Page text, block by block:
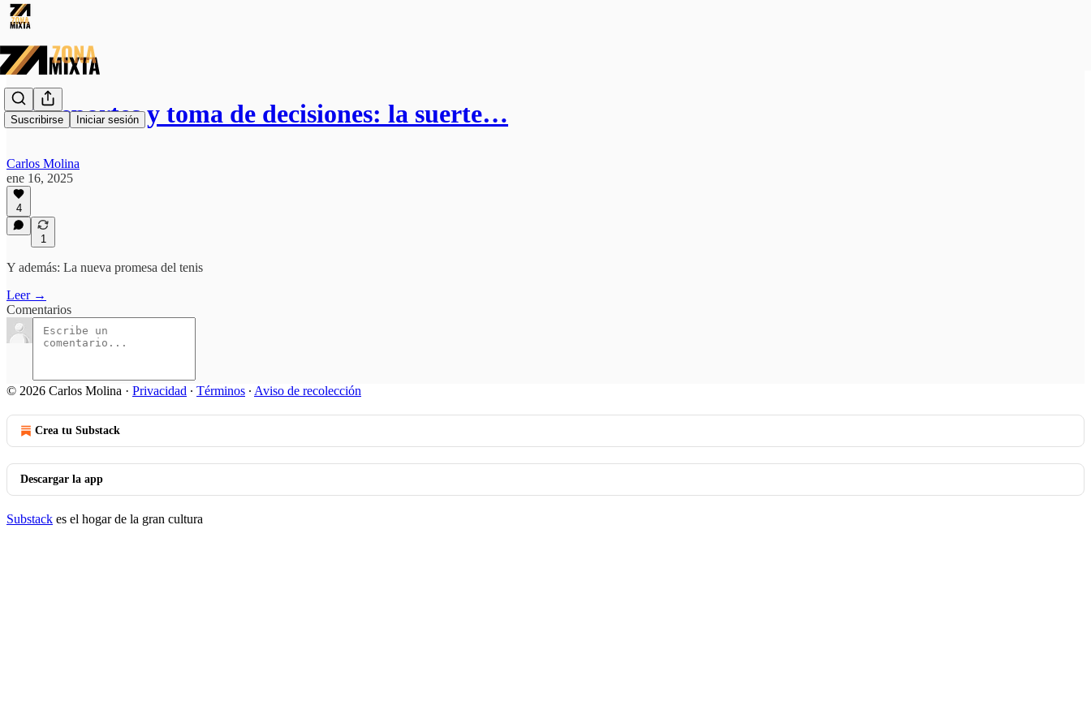
Suscribirse Iniciar sesión
🏆 Deportes y toma de decisiones: la suerte…
Carlos Molina
ene 16, 2025
4
1
Y además: La nueva promesa del tenis
Leer →
Comentarios
© 2026 Carlos Molina · Privacidad ∙ Términos ∙ Aviso de recolección
Crea tu Substack
Descargar la app
Substack es el hogar de la gran cultura